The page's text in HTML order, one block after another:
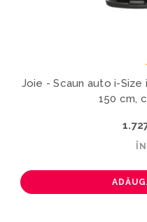
Joie - Scaun auto i-Size
150 cm,